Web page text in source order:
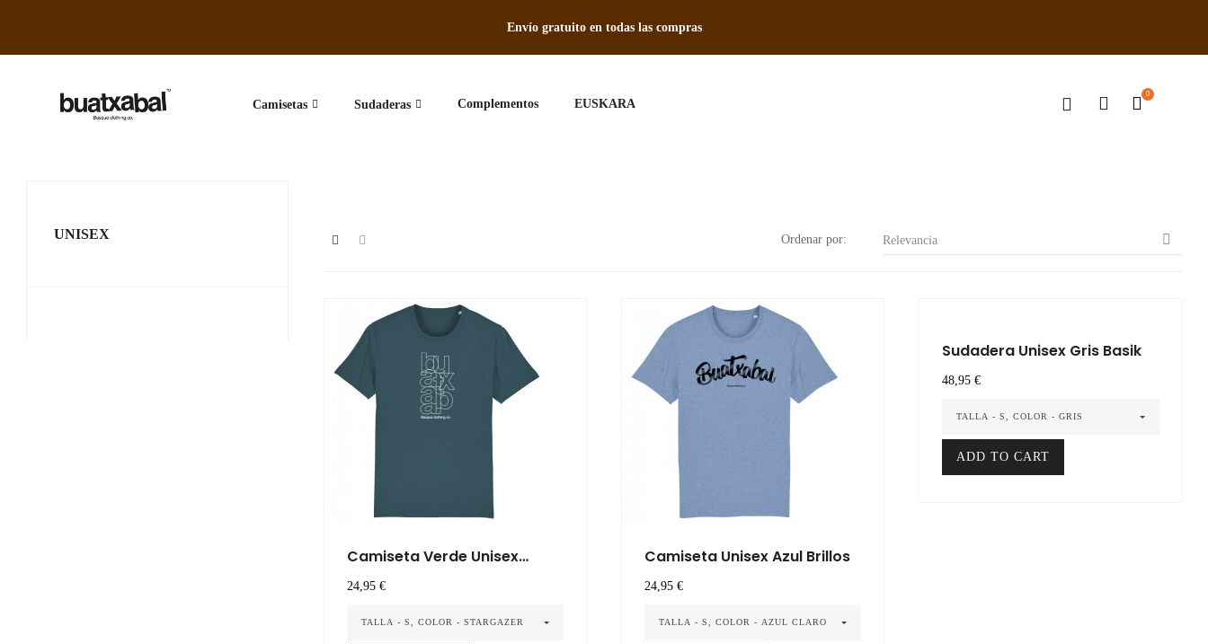
Envío gratuito en todas las compras
Camisetas Sudaderas Complementos EUSKARA
0
UNISEX Ordenar por: Relevancia 
Camiseta Verde Unisex
Marrak
Precio
24,95 €
TALLA - S, COLOR - STARGAZER
Camiseta Unisex Azul Brillos
Precio
24,95 €
TALLA - S, COLOR - AZUL CLARO
Sudadera Unisex Gris Basik
Precio
48,95 €
TALLA - S, COLOR - GRIS
ADD TO CART